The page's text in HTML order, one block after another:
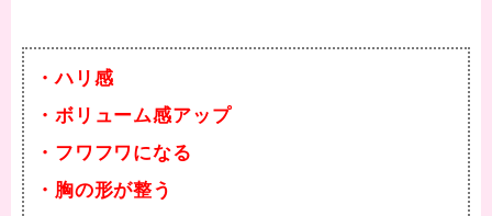
・ハリ感
・ボリューム感アップ
・フワフワになる
・胸の形が整う